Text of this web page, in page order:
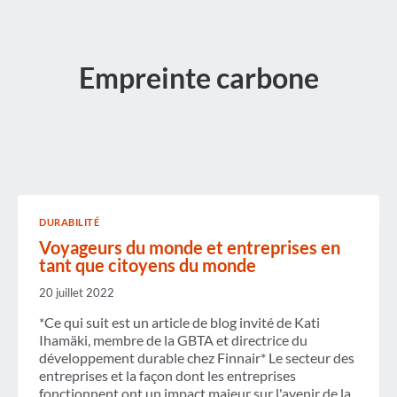
Empreinte carbone
DURABILITÉ
Voyageurs du monde et entreprises en
tant que citoyens du monde
20 juillet 2022
*Ce qui suit est un article de blog invité de Kati
Ihamäki, membre de la GBTA et directrice du
développement durable chez Finnair* Le secteur des
entreprises et la façon dont les entreprises
fonctionnent ont un impact majeur sur l'avenir de la